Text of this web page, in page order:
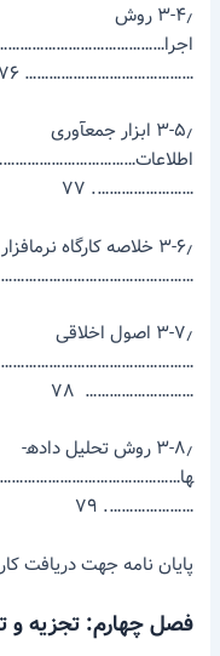
۳-۴٫ روش
…………………………………… ۷۶
۳-۵٫ ابزار جمع­آوری
……………………. ۷۷
۳-۶٫ خلاصه کارگاه
۳-۷٫ اصول اخلاقی
……………………… ۷۸
۳-۸٫ روش تحلیل داده­
…………………. ۷۹
پایان­ نامه جهت دریافت
فصل چهارم: تجزیه و